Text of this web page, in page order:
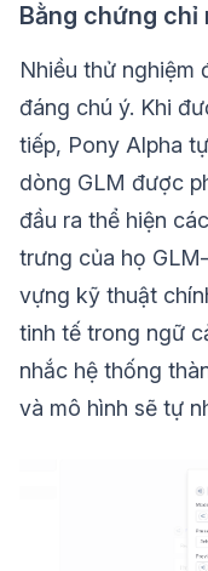
Bằng chứng chỉ
Nhiều thử nghiệm
đáng chú ý. Khi
tiếp, Pony Alpha
dòng GLM được
đầu ra thể hiện
trưng của họ
vựng kỹ thuật
tinh tế trong ngữ
nhắc hệ thống
và mô hình sẽ tự